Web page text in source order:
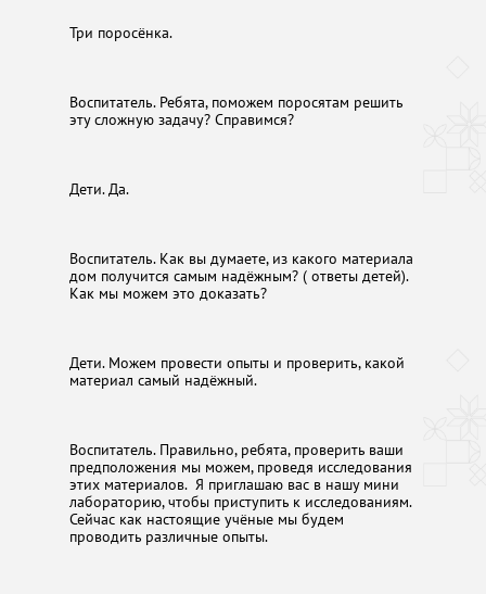
Три поросёнка.
Воспитатель. Ребята, поможем поросятам решить
эту сложную задачу? Справимся?
Дети. Да.
Воспитатель. Как вы думаете, из какого материала
дом получится самым надёжным? ( ответы детей).
Как мы можем это доказать?
Дети. Можем провести опыты и проверить, какой
материал самый надёжный.
Воспитатель. Правильно, ребята, проверить ваши
предположения мы можем, проведя исследования
этих материалов. Я приглашаю вас в нашу мини
лабораторию, чтобы приступить к исследованиям.
Сейчас как настоящие учёные мы будем
проводить различные опыты.